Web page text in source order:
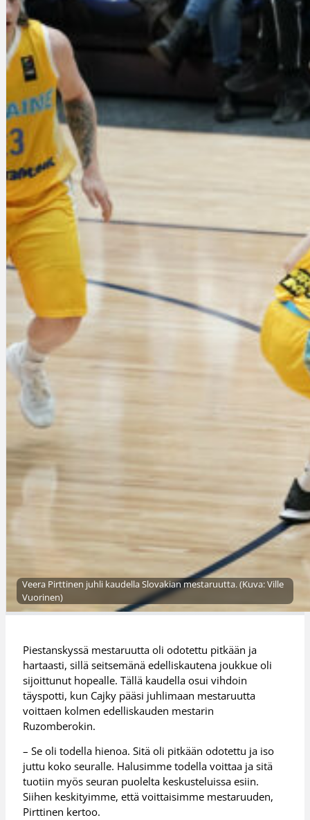
Veera Pirttinen juhli kaudella Slovakian mestaruutta. (Kuva: Ville
Vuorinen)
Piestanskyssä mestaruutta oli odotettu pitkään ja
hartaasti, sillä seitsemänä edelliskautena joukkue oli
sijoittunut hopealle. Tällä kaudella osui vihdoin
täyspotti, kun Cajky pääsi juhlimaan mestaruutta
voittaen kolmen edelliskauden mestarin
Ruzomberokin.
– Se oli todella hienoa. Sitä oli pitkään odotettu ja iso
juttu koko seuralle. Halusimme todella voittaa ja sitä
tuotiin myös seuran puolelta keskusteluissa esiin.
Siihen keskityimme, että voittaisimme mestaruuden,
Pirttinen kertoo.